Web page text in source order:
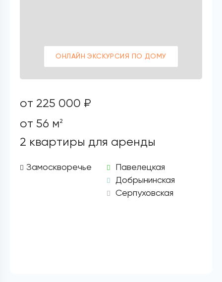
ОНЛАЙН ЭКСКУРСИЯ ПО ДОМУ
от 225 000 ₽
от 56 м2
2 квартиры для аренды
Замоскворечье
Павелецкая
Добрынинская
Серпуховская